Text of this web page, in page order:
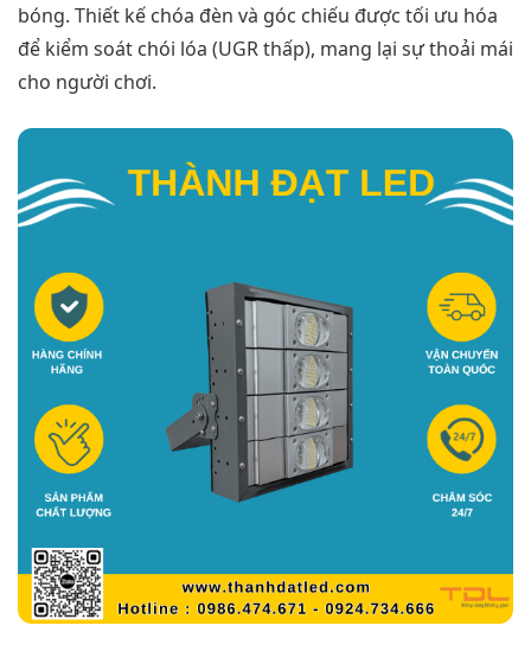
bóng. Thiết kế chóa đèn và góc chiếu được tối ưu hóa
để kiểm soát chói lóa (UGR thấp), mang lại sự thoải mái
cho người chơi.